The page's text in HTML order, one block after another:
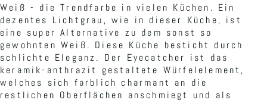
Weiß - die Trendfarbe in vielen Küchen. Ein
dezentes Lichtgrau, wie in dieser Küche, ist
eine super Alternative zu dem sonst so
gewohnten Weiß. Diese Küche besticht durch
schlichte Eleganz. Der Eyecatcher ist das
keramik-anthrazit gestaltete Würfelelement,
welches sich farblich charmant an die
restlichen Oberflächen anschmiegt und als